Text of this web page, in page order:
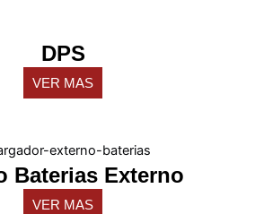
DPS
VER MAS
Baterias Externo
VER MAS